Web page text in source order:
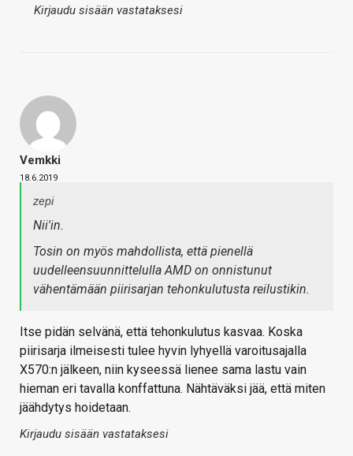
Kirjaudu sisään vastataksesi
Vemkki
18.6.2019
zepi
Nii'in.
Tosin on myös mahdollista, että pienellä
uudelleensuunnittelulla AMD on onnistunut
vähentämään piirisarjan tehonkulutusta reilustikin.
Itse pidän selvänä, että tehonkulutus kasvaa. Koska
piirisarja ilmeisesti tulee hyvin lyhyellä varoitusajalla
X570:n jälkeen, niin kyseessä lienee sama lastu vain
hieman eri tavalla konffattuna. Nähtäväksi jää, että miten
jäähdytys hoidetaan.
Kirjaudu sisään vastataksesi